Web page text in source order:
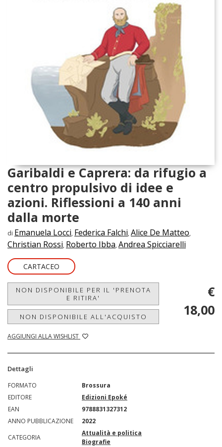
Garibaldi e Caprera: da rifugio a
centro propulsivo di idee e
azioni. Riflessioni a 140 anni
dalla morte
di Emanuela Locci, Federica Falchi, Alice De Matteo,
Christian Rossi, Roberto Ibba, Andrea Spicciarelli
CARTACEO
NON DISPONIBILE PER IL 'PRENOTA
E RITIRA'
NON DISPONIBILE ALL'ACQUISTO
AGGIUNGI ALLA WISHLIST
€
18,00
Dettagli
FORMATO
Brossura
EDITORE
Edizioni Epoké
EAN
9788831327312
ANNO PUBBLICAZIONE
2022
CATEGORIA
Attualità e politica
Biografie